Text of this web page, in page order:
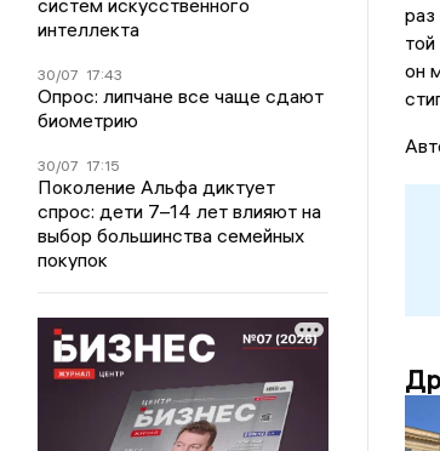
систем искусственного
интеллекта
30/07 17:43
Опрос: липчане все чаще сдают
биометрию
30/07 17:15
Поколение Альфа диктует
спрос: дети 7–14 лет влияют на
выбор большинства семейных
покупок
он